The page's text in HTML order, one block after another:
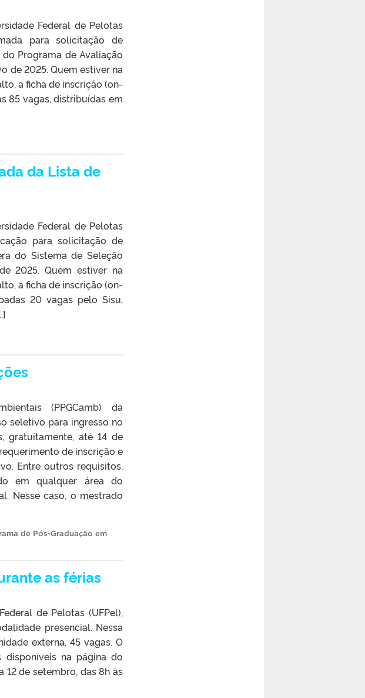
Federal de Pelotas
para solicitação de
Programa de Avaliação
de 2025. Quem estiver na
a ficha de inscrição (on-
85 vagas, distribuídas em
da Lista de
Federal de Pelotas
para solicitação de
do Sistema de Seleção
2025. Quem estiver na
a ficha de inscrição (on-
20 vagas pelo Sisu,
(PPGCamb) da
seletivo para ingresso no
gratuitamente, até 14 de
de inscrição e
Entre outros requisitos,
em qualquer área do
Nesse caso, o mestrado
de Pós-Graduação em
as férias
de Pelotas (UFPel),
presencial. Nessa
externa, 45 vagas. O
na página do
12 de setembro, das 8h às